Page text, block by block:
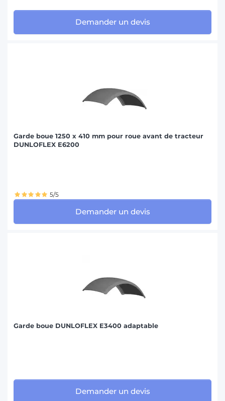
Demander un devis
Garde boue 1250 x 410 mm pour roue avant de tracteur
DUNLOFLEX E6200
5/5
Demander un devis
Garde boue DUNLOFLEX E3400 adaptable
Demander un devis